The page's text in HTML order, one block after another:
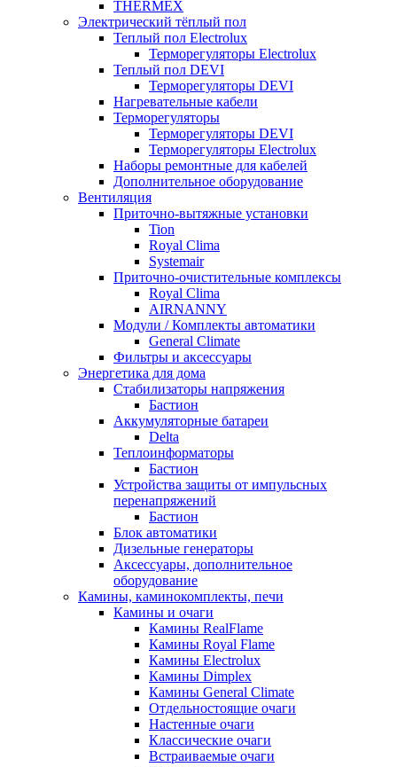
THERMEX
Электрический тёплый пол
Теплый пол Electrolux
Терморегуляторы Electrolux
Теплый пол DEVI
Терморегуляторы DEVI
Нагревательные кабели
Терморегуляторы
Терморегуляторы DEVI
Терморегуляторы Electrolux
Наборы ремонтные для кабелей
Дополнительное оборудование
Вентиляция
Приточно-вытяжные установки
Tion
Royal Clima
Systemair
Приточно-очистительные комплексы
Royal Clima
AIRNANNY
Модули / Комплекты автоматики
General Climate
Фильтры и аксессуары
Энергетика для дома
Стабилизаторы напряжения
Бастион
Аккумуляторные батареи
Delta
Теплоинформаторы
Бастион
Устройства защиты от импульсных
перенапряжений
Бастион
Блок автоматики
Дизельные генераторы
Аксессуары, дополнительное
оборудование
Камины, каминокомплекты, печи
Камины и очаги
Камины RealFlame
Камины Royal Flame
Камины Electrolux
Камины Dimplex
Камины General Climate
Отдельностоящие очаги
Настенные очаги
Классические очаги
Встраиваемые очаги